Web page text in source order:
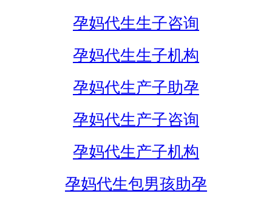
孕妈代生生子咨询
孕妈代生生子机构
孕妈代生产子助孕
孕妈代生产子咨询
孕妈代生产子机构
孕妈代生包男孩助孕